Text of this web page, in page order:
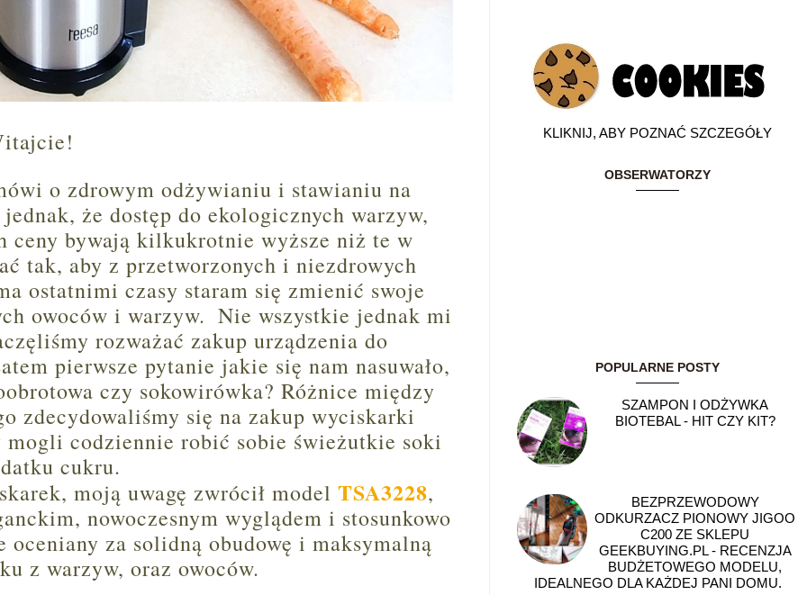
o zdrowym odżywianiu i stawianiu na
że dostęp do ekologicznych warzyw,
ceny bywają kilkukrotnie wyższe niż te w
tak, aby z przetworzonych i niezdrowych
ostatnimi czasy staram się zmienić swoje
owoców i warzyw. Nie wszystkie jednak mi
rozważać zakup urządzenia do
pierwsze pytanie jakie się nam nasuwało,
czy sokowirówka? Różnice między
zdecydowaliśmy się na zakup wyciskarki
codziennie robić sobie świeżutkie soki
cukru.
, moją uwagę zwrócił modelTSA3228,
nowoczesnym wyglądem i stosunkowo
za solidną obudowę i maksymalną
z warzyw, oraz owoców.
KLIKNIJ, ABY POZNAĆ SZCZEGÓŁY
OBSERWATORZY
POPULARNE POSTY
SZAMPON I ODŻYWKA
BIOTEBAL - HIT CZY KIT?
BEZPRZEWODOWY
ODKURZACZ PIONOWY JIGOO
C200 ZE SKLEPU
GEEKBUYING.PL - RECENZJA
BUDŻETOWEGO MODELU,
IDEALNEGO DLA KAŻDEJ PANI DOMU.